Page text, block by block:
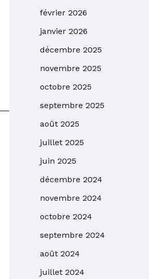
février 2026
janvier 2026
décembre 2025
novembre 2025
octobre 2025
septembre 2025
août 2025
juillet 2025
juin 2025
décembre 2024
novembre 2024
octobre 2024
septembre 2024
août 2024
juillet 2024